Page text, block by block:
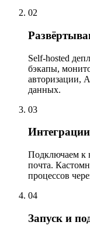
02
Self-hosted
бэкапы,
авторизации,
данных.
03
Подключаем к
почта.
процессов
04
Запуск и